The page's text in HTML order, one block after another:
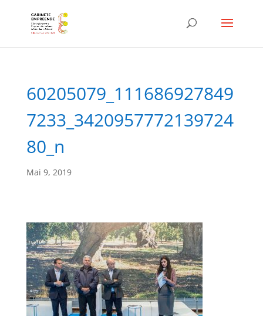
60205079_111686927849
7233_3420957772139724
80_n
Mai 9, 2019